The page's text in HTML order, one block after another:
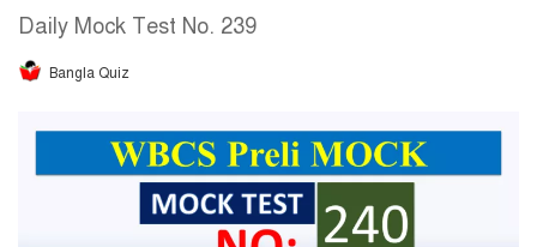
Daily Mock Test No. 239
Bangla Quiz